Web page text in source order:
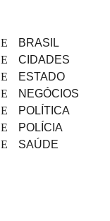
BRASIL
CIDADES
ESTADO
NEGÓCIOS
POLÍTICA
POLÍCIA
SAÚDE